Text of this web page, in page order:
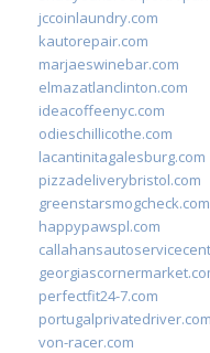
jccoinlaundry.com
kautorepair.com
marjaeswinebar.com
elmazatlanclinton.com
ideacoffeenyc.com
odieschillicothe.com
lacantinitagalesburg.com
pizzadeliverybristol.com
greenstarsmogcheck.com
happypawspl.com
perfectfit24-7.com
portugalprivatedriver.com
von-racer.com